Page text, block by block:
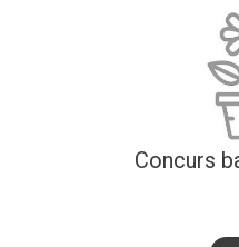
Concurs